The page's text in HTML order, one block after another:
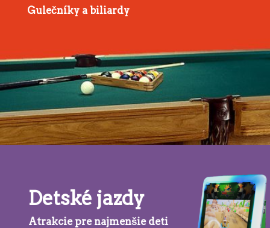
Gulečníky a biliardy
Detské jazdy
Atrakcie pre najmenšie deti